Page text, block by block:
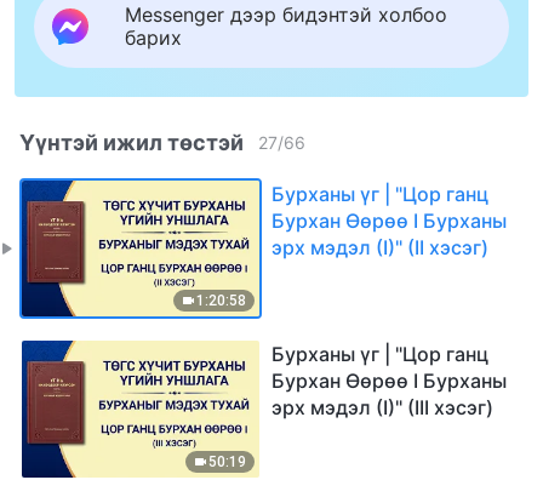
Messenger дээр бидэнтэй холбоо
барих
Үүнтэй ижил төстэй 27/66
1:20:58
Бурханы үг | "Цор ганц
Бурхан Өөрөө I Бурханы
эрх мэдэл (I)" (II хэсэг)
50:19
Бурханы үг | "Цор ганц
Бурхан Өөрөө I Бурханы
эрх мэдэл (I)" (III хэсэг)